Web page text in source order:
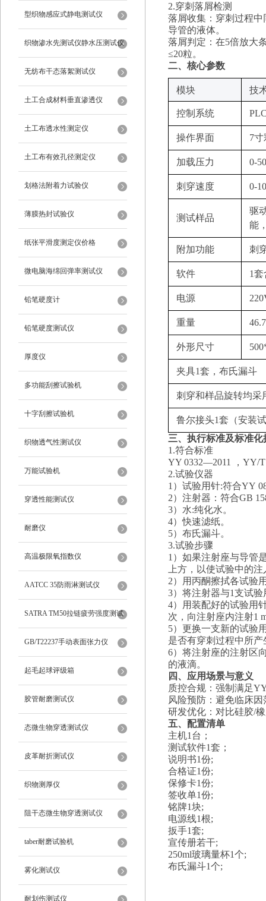
型织物感应式静电测试仪
织物渗水先测试仪静水压测试仪
无纺布干态落絮测试仪
土工合成材料垂直渗透仪
土工布透水性测定仪
土工布有效孔径测定仪
划格法附着力试验仪
薄膜热封试验仪
纸张平滑度测定仪价格
微电脑海绵回弹率测试仪
铅笔硬度计
铅笔硬度测试仪
厚度仪
多功能刮擦试验机
十字刮擦试验机
织物透气性测试仪
万能试验机
穿透性能测试仪
耐磨仪
高温极限氧指数仪
AATCC 35防雨淋测试仪
SATRA TM50拉链疲劳强度测试
仪
GB/T22237手动表面张力仪
起毛起球评级箱
胶管耐磨测试仪
态微生物穿透测试仪
皮革耐折测试仪
织物测厚仪
阻干态微生物穿透测试仪
taber耐磨试验机
雾化测试仪
耐划伤测试仪
2.‌穿刺落屑检测‌
落屑收集‌：穿刺过程
导管的液体。
落屑判定‌：在5倍放大
≤20粒。
‌二、 核心参数
‌模块‌ 技
控制系统‌
操作界面‌ 7
加载压力‌ 0-
刺穿速度‌ 0-
测试样品
驱
能
附加功能 刺
软件 1
电源
重量
外形尺寸
夹具1套，布氏漏斗
刺穿和样品旋转均采
鲁尔接头1套（安装
三、 执行标准及标准化
1.符合标准
YY 0332—2011
， YY/T
2.试验仪器
1）试验用针:符合YY
2） 注射器：符合GB
3）水:纯化水。
4）快速滤纸。
5）布氏漏斗。
3.试验步骤
1）如果注射座与导管
上方，以使试验中的
2）用丙酮擦拭各试验
3） 将注射器与1支试
4）用装配好的试验用
次，向注射座内注射1
5）更换一支新的试验
是否有穿刺过程中所
6）将注射座的注射区
的液滴。
‌四、应用场景与意义‌
质控合规‌：强制满足‌
风险预防‌：避免临床
研发优化‌：对比硅胶/
五、 配置清单
主机1台；
测试软件1套；
说明书1份;
合格证1份;
保修卡1份;
签收单1份;
铭牌1块;
电源线1根;
扳手1套;
宣传册若干;
250ml玻璃量杯1个;
布氏漏斗1个;